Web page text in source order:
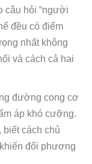
câu hỏi “người
đều có điểm
nhất không
và cách cả hai
đường cong cơ
áp khó cưỡng.
cách chủ
đối phương